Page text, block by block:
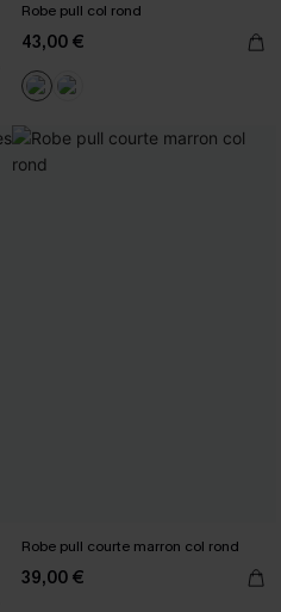
Robe pull col rond
43,00 €
Robe pull courte marron col rond
39,00 €